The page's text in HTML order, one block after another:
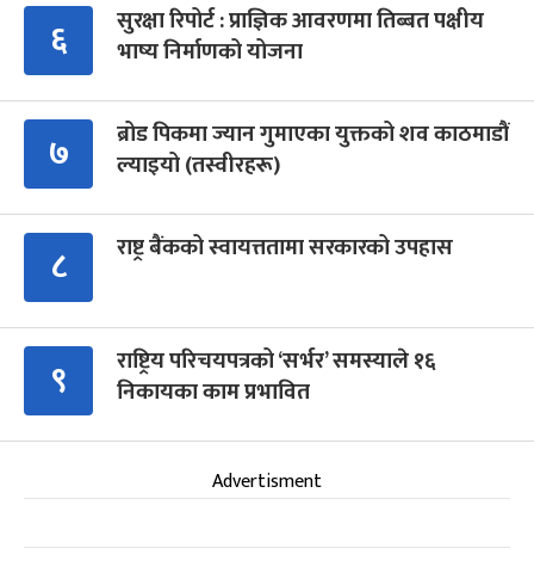
६
सुरक्षा रिपोर्ट : प्राज्ञिक आवरणमा तिब्बत पक्षीय
भाष्य निर्माणको योजना
७
ब्रोड पिकमा ज्यान गुमाएका युक्तको शव काठमाडौं
ल्याइयो (तस्वीरहरू)
८ राष्ट्र बैंकको स्वायत्ततामा सरकारको उपहास
९
राष्ट्रिय परिचयपत्रको ‘सर्भर’ समस्याले १६
निकायका काम प्रभावित
Advertisment